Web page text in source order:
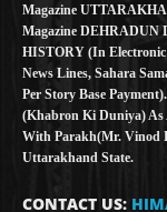
Magazine
Magazine DEHRADUN
HISTORY (in
News Lines, Sahara
Per Story Base
(Khabron Ki Duniya) As
With Parakh(Mr. Vinod
Uttarakhand State.
CONTACT US: